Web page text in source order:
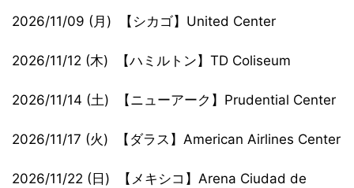
2026/11/09 (月) 【シカゴ】United Center
2026/11/12 (木) 【ハミルトン】TD Coliseum
2026/11/14 (土) 【ニューアーク】Prudential Center
2026/11/17 (火) 【ダラス】American Airlines Center
2026/11/22 (日) 【メキシコ】Arena Ciudad de